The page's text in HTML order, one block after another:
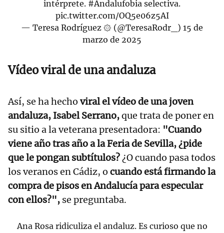
intérprete. #Andalufobia selectiva.
pic.twitter.com/OQ5e06z5AI
— Teresa Rodríguez ۞ (@TeresaRodr_) 15 de
marzo de 2025
Vídeo viral de una andaluza
Así, se ha hecho viral el vídeo de una joven
andaluza, Isabel Serrano,que trata de poner en
su sitio a la veterana presentadora: "Cuando
viene año tras año a la Feria de Sevilla, ¿pide
que le pongan subtítulos?¿O cuando pasa todos
los veranos en Cádiz, o cuando está firmando la
compra de pisos en Andalucía para especular
con ellos?", se preguntaba.
Ana Rosa ridiculiza el andaluz. Es curioso que no